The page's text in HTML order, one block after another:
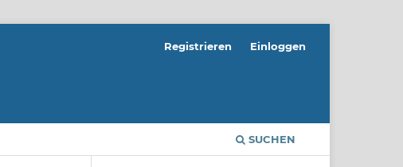
SUCHEN
Registrieren Einloggen